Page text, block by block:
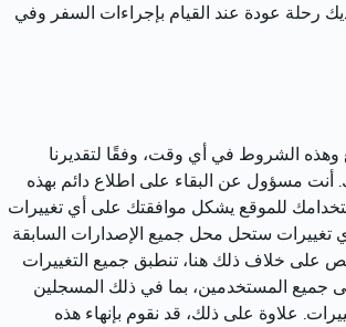
رحلة عودة عند القيام بإجراءات السفر وفي
وهذه الشروط في أي وقت، وفقًا لتقديرنا
مسؤول عن البقاء على اطلاع دائم بهذه
للموقع يشكل موافقتك على أي تغييرات
ستحل محل جميع الإصدارات السابقة
على خلاف ذلك هنا، تنطبق جميع التغييرات
جميع المستخدمين، بما في ذلك المسجلين
علاوة على ذلك، قد نقوم بإنهاء هذه